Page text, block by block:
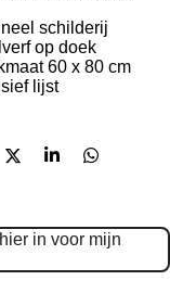
schilderij
op doek
60 x 80 cm
lijst
D
S
e
D
n
in voor mijn